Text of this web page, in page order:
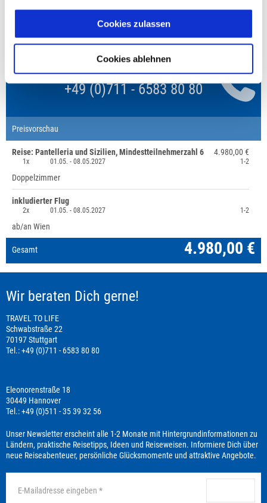
Cookies zulassen
Cookies ablehnen
Fragen zur Buchung?
+49 (0)711 - 6583 80 80
Preisvorschau
4.980,00 €
Reise: Pantelleria und Sizilien, Mindestteilnehmerzahl 6
1x 01.05. -08.05.2027 1-2
Doppelzimmer
inkludierter Flug
2x 01.05. -08.05.2027 1-2
ab/an Wien
Gesamt 4.980,00 €
Wir beraten Dich gerne!
TRAVEL TO LIFE
Schwabstraße 22
70197 Stuttgart
Tel.: +49 (0)711 - 6583 80 80
Eleonorenstraße 18
30449 Hannover
Tel.: +49 (0)511 - 35 39 32 56
Unser Newsletter erscheint alle 1-2 Monate mit Hintergrundinformationen zu
Ländern, praktische Reisetipps, Ideen und Reiseweisen. Informiere Dich über
neue Reiseabenteuer, persönliche Glücksmomente und attraktive Angebote.